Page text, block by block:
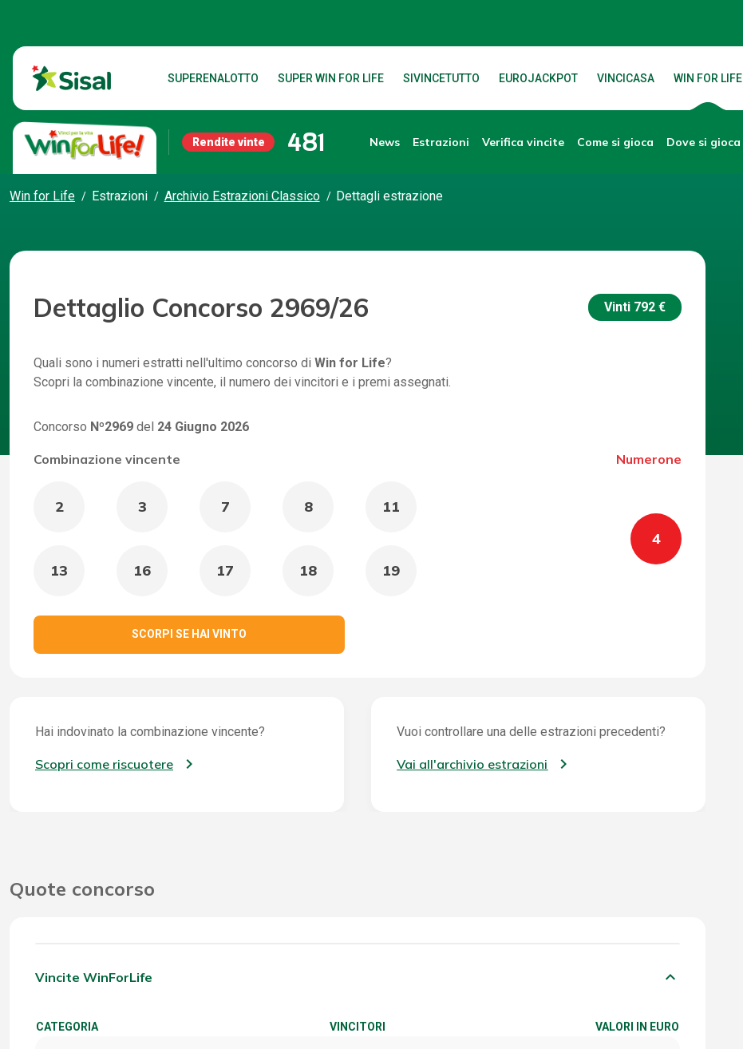
SUPERENALOTTO SUPER WIN FOR LIFE SIVINCETUTTO EUROJACKPOT VINCICASA WIN FOR LIFE
Rendite vinte 481 News Estrazioni Verifica vincite Come si gioca Dove si gioca
Win for Life Estrazioni Archivio Estrazioni Classico Dettagli estrazione
Dettaglio Concorso 2969/26 Vinti 792 €
Quali sono i numeri estratti nell'ultimo concorso di Win for Life?
Scopri la combinazione vincente, il numero dei vincitori e i premi assegnati.
Concorso Nº2969 del 24 Giugno 2026
Combinazione vincente Numerone
2 3 7 8 11
13 16 17 18 19
4
SCORPI SE HAI VINTO
Hai indovinato la combinazione vincente?
Scopri come riscuotere
Vuoi controllare una delle estrazioni precedenti?
Vai all'archivio estrazioni
Quote concorso
Vincite WinForLife keyboard_arrow_down
CATEGORIA VINCITORI VALORI IN EURO